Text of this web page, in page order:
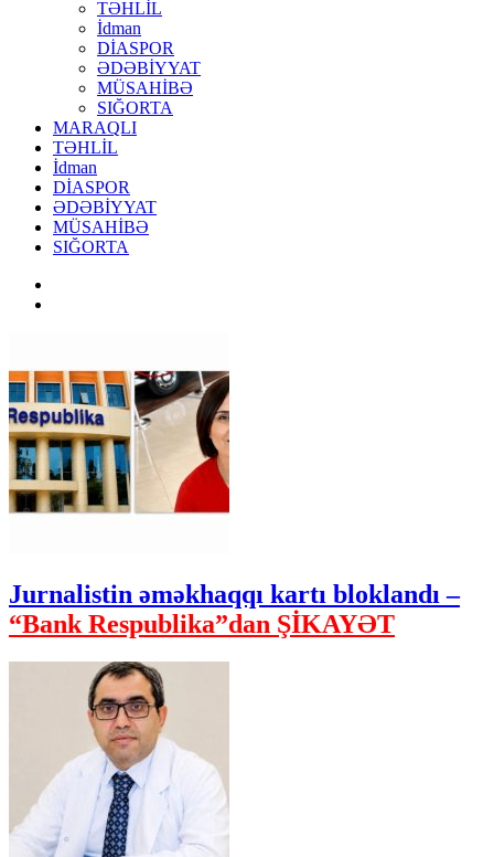
TƏHLİL
İdman
DİASPOR
ƏDƏBİYYAT
MÜSAHİBƏ
SIĞORTA
MARAQLI
TƏHLİL
İdman
DİASPOR
ƏDƏBİYYAT
MÜSAHİBƏ
SIĞORTA
Jurnalistin əməkhaqqı kartı bloklandı –
“Bank Respublika”dan ŞİKAYƏT